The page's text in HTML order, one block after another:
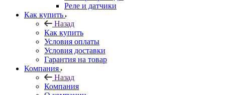
Реле и датчики
Как купить
Назад
Как купить
Условия оплаты
Условия доставки
Гарантия на товар
Компания
Назад
Компания